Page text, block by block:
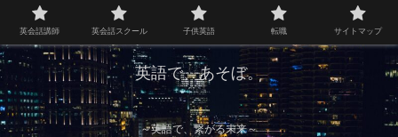
英語で、あそぼ。
～英語で、繋がる未来～
英会話講師 英会話スクール 子供英語 転職 サイトマップ